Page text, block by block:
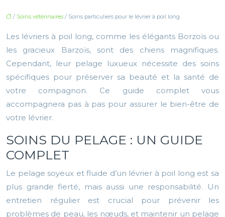
/ Soins vétérinaires / Soins particuliers pour le lévrier à poil long
Les lévriers à poil long, comme les élégants Borzoïs ou
les gracieux Barzoïs, sont des chiens magnifiques.
Cependant, leur pelage luxueux nécessite des soins
spécifiques pour préserver sa beauté et la santé de
votre compagnon. Ce guide complet vous
accompagnera pas à pas pour assurer le bien-être de
votre lévrier.
SOINS DU PELAGE : UN GUIDE
COMPLET
Le pelage soyeux et fluide d’un lévrier à poil long est sa
plus grande fierté, mais aussi une responsabilité. Un
entretien régulier est crucial pour prévenir les
problèmes de peau, les nœuds, et maintenir un pelage